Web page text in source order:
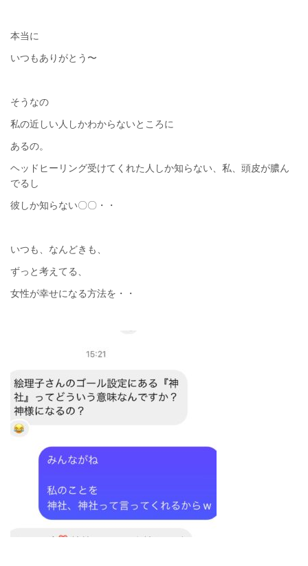
本当に
いつもありがとう〜
そうなの
私の近しい人しかわからないところに
あるの。
ヘッドヒーリング受けてくれた人しか知らない、私、頭皮が膿ん
でるし
彼しか知らない〇〇・・
いつも、なんどきも、
ずっと考えてる、
女性が幸せになる方法を・・